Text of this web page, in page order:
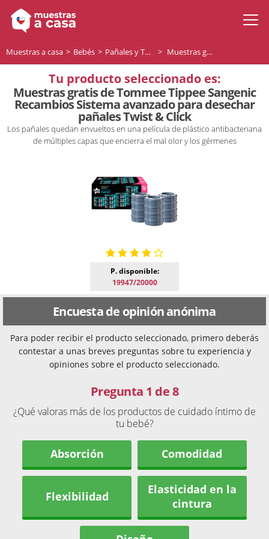
Muestras a casa Bebés Pañales y Toallitas para bebés Muestras gratis de Tommee Tippee Sangenic Recambios Sistema avanzado para desechar pañales Twist & Click
Tu producto seleccionado es:
Muestras gratis de Tommee Tippee Sangenic
Recambios Sistema avanzado para desechar
pañales Twist & Click
Los pañales quedan envueltos en una película de plástico antibacteriana
de múltiples capas que encierra el mal olor y los gérmenes
P. disponible:
19947/20000
Encuesta de opinión anónima
Para poder recibir el producto seleccionado, primero deberás
contestar a unas breves preguntas sobre tu experiencia y
opiniones sobre el producto seleccionado.
Pregunta 1 de 8
¿Qué valoras más de los productos de cuidado íntimo de
tu bebé?
Absorción Comodidad
Flexibilidad
Elasticidad en la
cintura